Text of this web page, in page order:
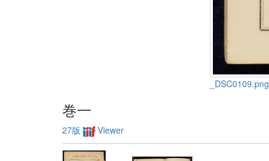
_DSC0109.png
巻一
27版 Viewer